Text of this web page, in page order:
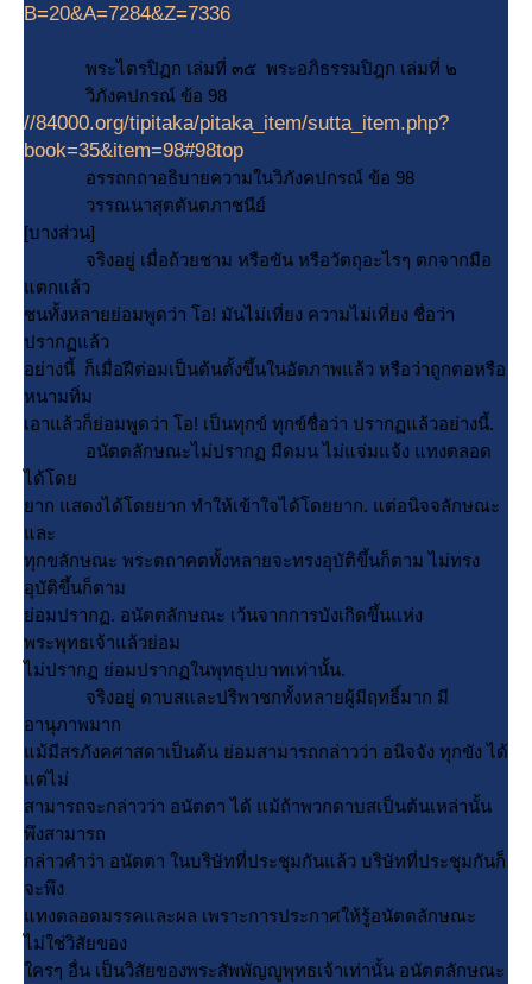
B=20&A=7284&Z=7336
พระไตรปิฏก เล่มที่ ๓๕ พระอภิธรรมปิฎก เล่มที่ ๒
วิภังคปกรณ์ ข้อ 98
//84000.org/tipitaka/pitaka_item/sutta_item.php?
book=35&item=98#98top
อรรถกถาอธิบายความในวิภังคปกรณ์ ข้อ 98
วรรณนาสุตตันตภาชนีย์
[บางส่วน]
จริงอยู่ เมื่อถ้วยชาม หรือขัน หรือวัตถุอะไรๆ ตกจากมือ
ตกแล้ว
ชนทั้งหลายย่อมพูดว่า โอ! มันไม่เที่ยง ความไม่เที่ยง ชื่อว่า
ปรากฏแล้ว
อย่างนี้ ก็เมื่อฝีต่อมเป็นต้นตั้งขึ้นในอัตภาพแล้ว หรือว่าถูกตอหรือ
หนามทิ่ม
เอาแล้วก็ย่อมพูดว่า โอ! เป็นทุกข์ ทุกข์ชื่อว่า ปรากฏแล้วอย่างนี้.
อนัตตลักษณะไม่ปรากฏ มืดมน ไม่แจ่มแจ้ง แทงตลอด
ได้โด
าก แสดงได้โดยยาก ทำให้เข้าใจได้โดยยาก. แต่อนิจจลักษณะ
ละ
ทุกขลักษณะ พระตถาคตทั้งหลายจะทรงอุบัติขึ้นก็ตาม ไม่ทรง
อุบัติขึ้นก็ตาม
่อมปรากฏ. อนัตตลักษณะ เว้นจากการบังเกิดขึ้นแห่ง
พระพุทธเจ้าแล้วย่อม
ไม่ปรากฏ ย่อมปรากฏในพุทธุปบาทเท่านั้น.
จริงอยู่ ดาบสและปริพาชกทั้งหลายผู้มีฤทธิ์มาก มี
อานุภาพมาก
ม้มีสรภังคศาสดาเป็นต้น ย่อมสามารถกล่าวว่า อนิจจัง ทุกขัง ได้
ต่ไม่
สามารถจะกล่าวว่า อนัตตา ได้ แม้ถ้าพวกดาบสเป็นต้นเหล่านั้น
พึงสามารถ
กล่าวคำว่า อนัตตา ในบริษัทที่ประชุมกันแล้ว บริษัทที่ประชุมกันก็
จะพึง
ทงตลอดมรรคและผล เพราะการประกาศให้รู้อนัตตลักษณะ
ไม่ใช่วิสัยของ
ครๆ อื่น เป็นวิสัยของพระสัพพัญญูพุทธเจ้าเท่านั้น อนัตตลักษณะ